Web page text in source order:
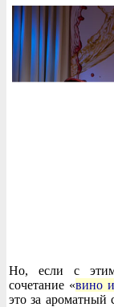
Но, если с этим
сочетание «вино
это за ароматный